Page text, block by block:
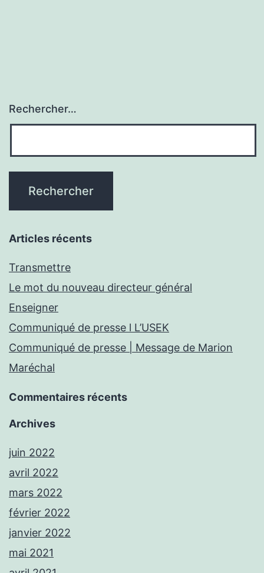
Rechercher…
Articles récents
Transmettre
Le mot du nouveau directeur général
Enseigner
Communiqué de presse l L’USEK
Communiqué de presse | Message de Marion
Maréchal
Commentaires récents
Archives
juin 2022
avril 2022
mars 2022
février 2022
janvier 2022
mai 2021